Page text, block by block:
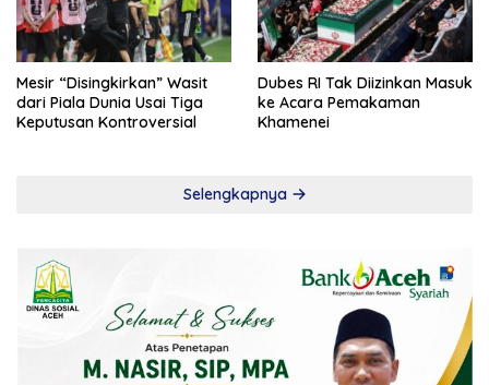
Mesir “Disingkirkan” Wasit
dari Piala Dunia Usai Tiga
Keputusan Kontroversial
Dubes RI Tak Diizinkan Masuk
ke Acara Pemakaman
Khamenei
Selengkapnya